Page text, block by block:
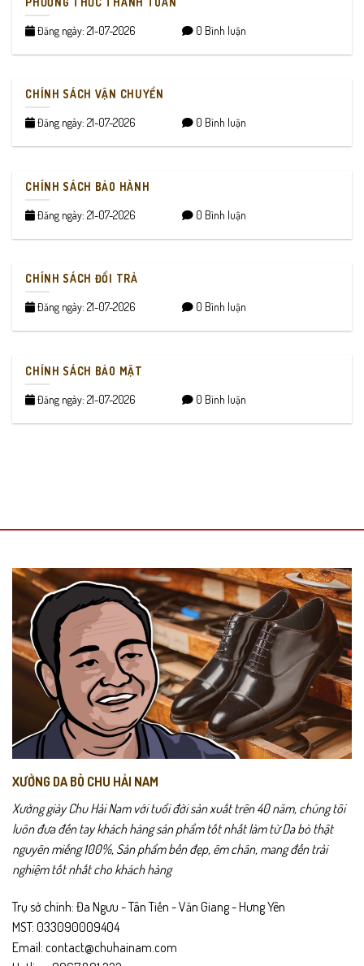
Đăng ngày: 21-07-2026 0 Bình luận
CHÍNH SÁCH VẬN CHUYỂN
Đăng ngày: 21-07-2026 0 Bình luận
CHÍNH SÁCH BẢO HÀNH
Đăng ngày: 21-07-2026 0 Bình luận
CHÍNH SÁCH ĐỔI TRẢ
Đăng ngày: 21-07-2026 0 Bình luận
CHÍNH SÁCH BẢO MẬT
Đăng ngày: 21-07-2026 0 Bình luận
XƯỞNG DA BÒ CHU HẢI NAM
Xưởng giày Chu Hải Nam với tuổi đời sản xuất trên 40 năm, chúng tôi
luôn đưa đến tay khách hàng sản phẩm tốt nhất làm từ Da bò thật
nguyên miếng 100%, Sản phẩm bền đẹp, êm chân, mang đến trải
nghiệm tốt nhất cho khách hàng
Trụ sở chính: Đa Ngưu - Tân Tiến - Văn Giang - Hưng Yên
MST: 033090009404
Email: contact@chuhainam.com